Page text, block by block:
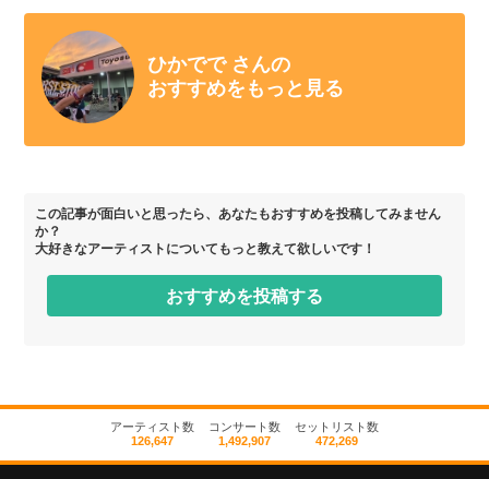
ひかでで さんの
おすすめをもっと見る
この記事が面白いと思ったら、あなたもおすすめを投稿してみません
か？
大好きなアーティストについてもっと教えて欲しいです！
おすすめを投稿する
アーティスト数
126,647
コンサート数
1,492,907
セットリスト数
472,269